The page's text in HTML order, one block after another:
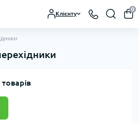
Клієнту
0